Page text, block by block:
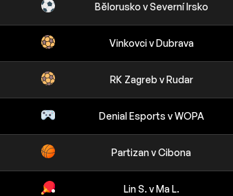
Bělorusko v Severní Irsko
Vinkovci v Dubrava
RK Zagreb v Rudar
Denial Esports v WOPA
Partizan v Cibona
Lin S. v Ma L.